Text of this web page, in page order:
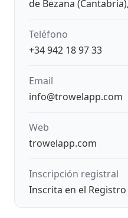
de Bezana
Teléfono
+34 942 18 97 33
Email
info@trowelapp.com
Web
trowelapp.com
Inscripción registral
Inscrita en el